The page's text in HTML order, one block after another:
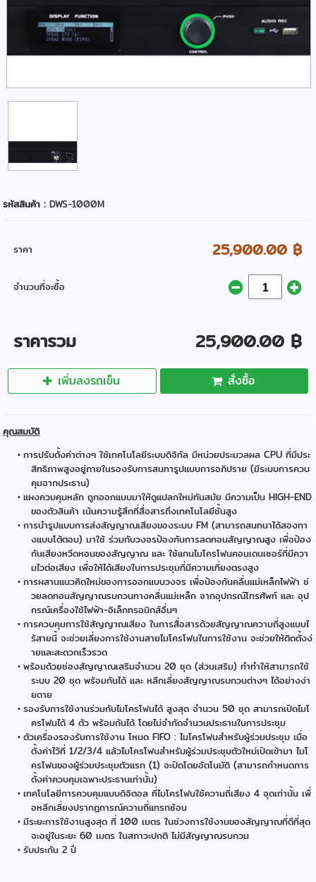
รหัสสินค้า :DWS-1000M
ราคา 25,900.00 ฿
จำนวนที่จะซื้อ
ราคารวม 25,900.00 ฿
เพิ่มลงรถเข็น สั่งซื้อ
คุณสมบัติ
การปรับตั้งค่าต่างๆ ใช้เทคโนโลยีระบบดิจิทัล มีหน่วยประมวลผล CPU ที่มีประ
สิทธิภาพสูงอยู่ภายในรองรับการสนทารูปแบบการอภิปราย (มีระบบการควบ
คุมจากประธาน)
แผงควบคุมหลัก ถูกออกแบบมาให้ดูแปลกใหม่ทันสมัย มีความเป็น HIGH-END
ของตัวสินค้า เน้นความรู้สึกที่สื่อสารถึงเทคโนโลยีชั้นสูง
การนำรูปแบบการส่งสัญญาณเสียงของระบบ FM (สามารถสนทนาได้สองทา
งแบบโต้ตอบ) มาใช้ ร่วมกับวงจรป้องกันการลดทอนสัญญาณสูง เพื่อป้อง
กันเสียงหวีดหอนของสัญญาณ และ ใช้แกนไมโครโฟนคอนเดนเซอร์ที่มีควา
มไวต่อเสียง เพื่อให้ได้เสียงในการประชุมที่มีความเที่ยงตรงสูง
การผสานแนวคิดใหม่ของการออกแบบวงจร เพื่อป้องกันคลื่นแม่เหล็กไฟฟ้า ช่
วยลดทอนสัญญาณรบกวนทางคลื่นแม่เหล็ก จากอุปกรณ์โทรศัพท์ และ อุป
กรณ์เครื่องใช้ไฟฟ้า-อิเล็กทรอนิกส์อื่นๆ
การควบคุมการใช้สัญญาณเสียง ในการสื่อสารด้วยสัญญาณความถี่สูงแบบไ
ร้สายนี้ จะช่วยเลี่ยงการใช้งานสายไมโครโฟนในการใช้งาน จะช่วยให้ติดตั้งง่
ายและสะดวกเร็วรวด
พร้อมด้วยช่องสัญญาณเสริมจำนวน 20 ชุด (ส่วนเสริม) ทำทำให้สามารถใช้
ระบบ 20 ชุด พร้อมกันได้ และ หลีกเลี่ยงสัญญาณรบกวนต่างๆ ได้อย่างง่า
ยดาย
รองรับการใช้งานร่วมกับไมโครโฟนได้ สูงสุด จำนวน 50 ชุด สามารถเปิดไมโ
ครโฟนได้ 4 ตัว พร้อมกันได้ โดยไม่จำกัดจำนวนประธานในการประชุม
ตัวเครื่องรองรับการใช้งาน โหมด FIFO : ไมโครโฟนสำหรับผู้ร่วมประชุม เมื่อ
ตั้งค่าไว้ที่ 1/2/3/4 แล้วไมโครโฟนสำหรับผู้ร่วมประชุมตัวใหม่เปิดเข้ามา ไมโ
ครโฟนของผู้ร่วมประชุมตัวแรก (1) จะปิดโดยอัตโนมัติ (สามารถกำหนดการ
ตั้งค่าควบคุมเฉพาะประธานเท่านั้น)
เทคโนโลยีการควบคุมแบบดิจิตอล ที่ไมโครโฟนใช้ความถี่เสียง 4 จุดเท่านั้น เพื่
อหลีกเลี่ยงปรากฏการณ์ความถี่แทรกซ้อน
มีระยะการใช้งานสูงสุด ที่ 100 เมตร ในช่วงการใช้งานของสัญญาณที่ดีที่สุด
จะอยู่ในระยะ 60 เมตร ในสภาวะปกติ ไม่มีสัญญาณรบกวน
รับประกัน 2 ปี